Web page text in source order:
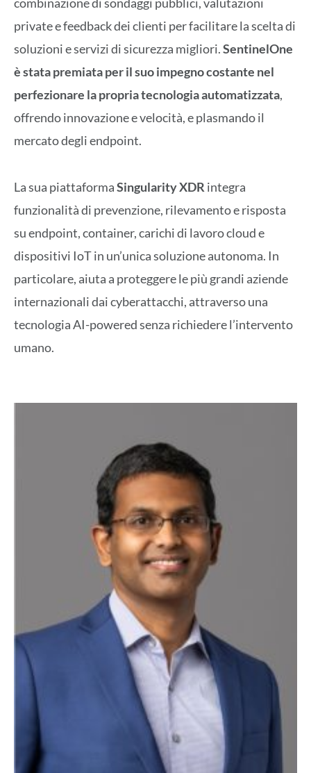
private e feedback dei clienti per facilitare la scelta di
soluzioni e servizi di sicurezza migliori.SentinelOne
è stata premiata per il suo impegno costante nel
perfezionare la propria tecnologia automatizzata,
offrendo innovazione e velocità, e plasmando il
mercato degli endpoint.
La sua piattaformaSingularity XDR integra
funzionalità di prevenzione, rilevamento e risposta
su endpoint, container, carichi di lavoro cloud e
dispositivi IoT in un’unica soluzione autonoma. In
particolare, aiuta a proteggere le più grandi aziende
internazionali dai cyberattacchi, attraverso una
tecnologia AI-powered senza richiedere l’intervento
umano.